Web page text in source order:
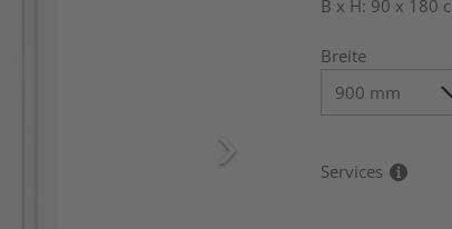
B x H: 90 x 180
Breite
Services